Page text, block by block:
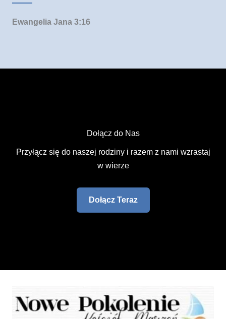
Ewangelia Jana 3:16
Dołącz do Nas
Przyłącz się do naszej rodziny i razem z nami wzrastaj
w wierze
Dołącz Teraz